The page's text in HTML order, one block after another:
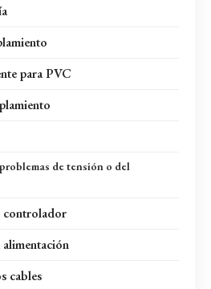
para PVC
de tensión o del
controlador
cables